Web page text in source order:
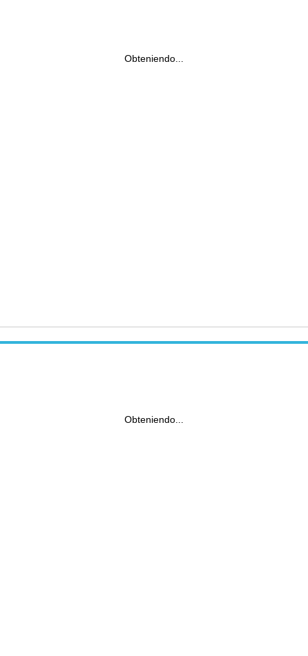
Obteniendo...
Obteniendo...